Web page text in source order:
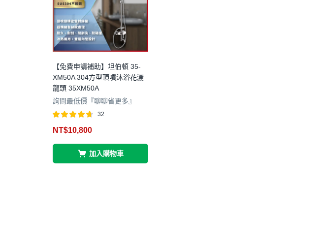
【免費申請補助】坦伯頓 35-
XM50A 304方型頂噴沐浴花灑
龍頭 35XM50A
詢問最低價『聊聊省更多』
評分4.63
滿分 5
32
NT$10,800
加入購物車